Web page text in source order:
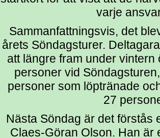
varje
Sammanfattningsvis, det
årets Söndagsturer.
att längre fram under
personer vid
personer som löptränade
27
Nästa Söndag är det förstås
Claes-Göran Olson. Han är